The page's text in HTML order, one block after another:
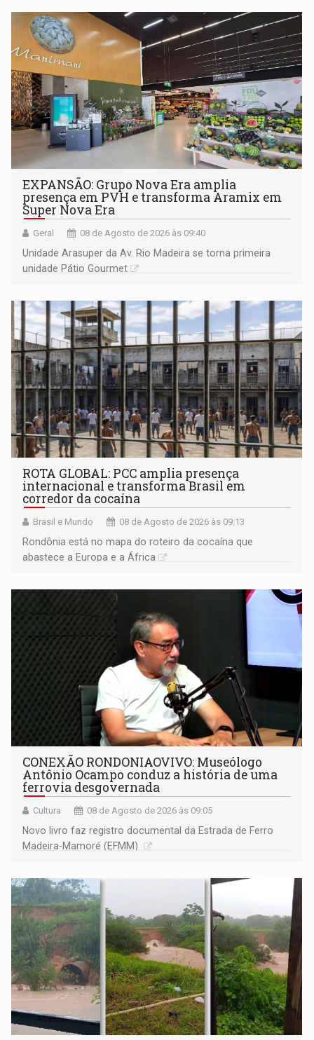
EXPANSÃO: Grupo Nova Era amplia
presença em PVH e transforma Aramix em
Super Nova Era
Geral 08 de Agosto de 2026 às 09:40
Unidade Arasuper da Av. Rio Madeira se torna primeira
unidade Pátio Gourmet
ROTA GLOBAL: PCC amplia presença
internacional e transforma Brasil em
corredor da cocaína
Brasil e Mundo 08 de Agosto de 2026 às 09:13
Rondônia está no mapa do roteiro da cocaína que
abastece a Europa e a África
CONEXÃO RONDONIAOVIVO: Museólogo
Antônio Ocampo conduz a história de uma
ferrovia desgovernada
Cultura 08 de Agosto de 2026 às 09:05
Novo livro faz registro documental da Estrada de Ferro
Madeira-Mamoré (EFMM)